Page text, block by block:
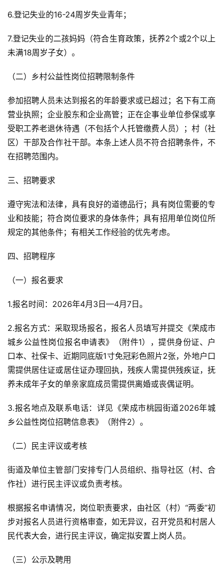
6.登记失业的16-24周岁失业青年；
7.登记失业的二孩妈妈（符合生育政策，抚养2个或2个以上
未满18周岁子女）。
（二）乡村公益性岗位招聘限制条件
参加招聘人员未达到报名的年龄要求或已超过；名下有工商
营业执照；企业股东和企业高管；正在企事业单位参保或享
受职工养老退休待遇（不包括个人托管缴费人员）；村（社
区）干部及合作社干部。本条上述人员不符合招聘条件，不
在招聘范围内。
三、招聘要求
遵守宪法和法律，具有良好的道德品行；具有岗位需要的专
业和技能；符合岗位要求的身体条件；具有招用单位岗位所
规定的其他条件；有相关工作经验的优先考虑。
四、招聘程序
（一）报名要求
1.报名时间：2026年4月3日—4月7日。
2.报名方式：采取现场报名，报名人员填写并提交《荣成市
城乡公益性岗位报名申请表》（附件1），提供身份证、户
口本、社保卡、近期同底版1寸免冠彩色照片2张，外地户口
需提供居住证或居住证办理回执，残疾人需提供残疾证，抚
养未成年子女的单亲家庭成员需提供离婚或丧偶证明。
3.报名地点及联系电话：详见《荣成市桃园街道2026年城
乡公益性岗位招聘信息表》（附件2）。
（二）民主评议或考核
街道及单位主管部门安排专门人员组织、指导社区（村、合
作社）进行民主评议或负责考核。
根据报名申请情况，岗位职责要求，由社区（村）“两委”初
步对报名人员进行资格审查，如无异议，召开党员和村居人
民代表大会，进行民主评议，确定拟安置上岗人员。
（三）公示及聘用